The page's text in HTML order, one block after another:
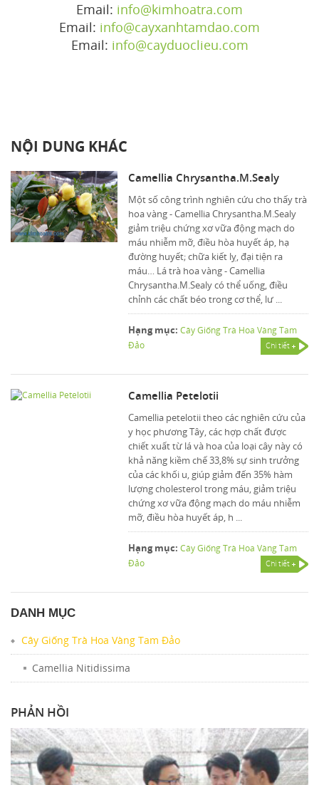
Email: info@kimhoatra.com
Email: info@cayxanhtamdao.com
Email: info@cayduoclieu.com
NỘI DUNG KHÁC
Camellia Chrysantha.M.Sealy
Một số công trình nghiên cứu cho thấy trà
hoa vàng - Camellia Chrysantha.M.Sealy
giảm triệu chứng xơ vữa động mạch do
máu nhiễm mỡ, điều hòa huyết áp, hạ
đường huyết; chữa kiết lỵ, đại tiện ra
máu… Lá trà hoa vàng - Camellia
Chrysantha.M.Sealy có thể uống, điều
chỉnh các chất béo trong cơ thể, lư ...
Hạng mục: Cây Giống Trà Hoa Vàng Tam
Đảo
Chi tiết
Camellia Petelotii
Camellia petelotii theo các nghiên cứu của
y học phương Tây, các hợp chất được
chiết xuất từ lá và hoa của loại cây này có
khả năng kiềm chế 33,8% sự sinh trưởng
của các khối u, giúp giảm đến 35% hàm
lượng cholesterol trong máu, giảm triệu
chứng xơ vữa động mạch do máu nhiễm
mỡ, điều hòa huyết áp, h ...
Hạng mục: Cây Giống Trà Hoa Vàng Tam
Đảo
Chi tiết
DANH MỤC
Cây Giống Trà Hoa Vàng Tam Đảo
Camellia Nitidissima
PHẢN HỒI